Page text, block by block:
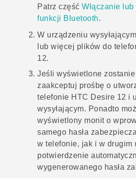
Patrz część Włączanie lub
funkcji Bluetooth.
W urządzeniu
lub więcej plików do
12.
Jeśli wyświetlone
zaakceptuj prośbę o
telefonie HTC Desire 12 i
wysyłającym. Ponadto
wyświetlony monit o
samego hasła
w telefonie, jak i w drugim
potwierdzenie
wygenerowanego hasła